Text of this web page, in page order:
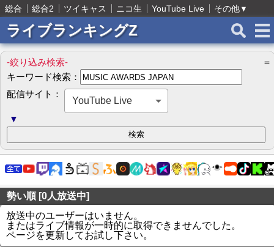
総合 総合2 ツイキャス ニコ生 YouTube Live その他▼
ライブランキングZ
-絞り込み検索-
＝
キーワード検索：
配信サイト：
YouTube Live
▼
勢い順 [0人放送中]
放送中のユーザーはいません。
またはライブ情報が一時的に取得できませんでした。
ページを更新してお試し下さい。